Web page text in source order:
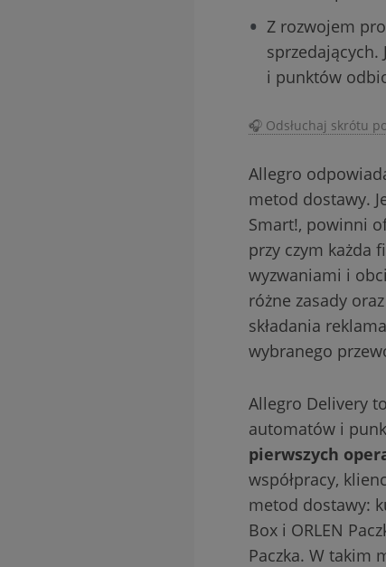
Z rozwojem
i punktów
🎧 Odsłuchaj skrótu
Allegro
metod dostawy.
Smart!, powinni
przy czym każda
wyzwaniami i
różne zasady
składania
wybranego
Allegro Delivery
automatów i
pierwszych
współpracy,
metod dostawy:
Box i ORLEN
Paczka. W takim